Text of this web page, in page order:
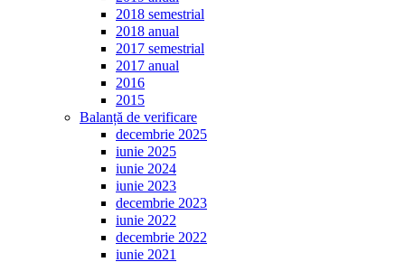
2018 semestrial
2018 anual
2017 semestrial
2017 anual
2016
2015
Balanță de verificare
decembrie 2025
iunie 2025
iunie 2024
iunie 2023
decembrie 2023
iunie 2022
decembrie 2022
iunie 2021